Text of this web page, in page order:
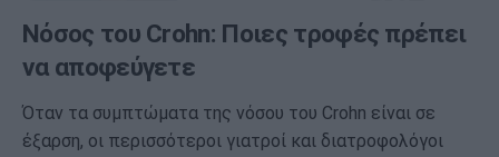
Νόσος του Crohn: Ποιες τροφές πρέπει
να αποφεύγετε
Όταν τα συμπτώματα της νόσου του Crohn είναι σε
έξαρση, οι περισσότεροι γιατροί και διατροφολόγοι